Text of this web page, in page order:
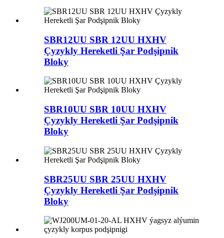
SBR12UU SBR 12UU HXHV
Çyzykly Hereketli Şar Podşipnik
Bloky
SBR10UU SBR 10UU HXHV
Çyzykly Hereketli Şar Podşipnik
Bloky
SBR25UU SBR 25UU HXHV
Çyzykly Hereketli Şar Podşipnik
Bloky